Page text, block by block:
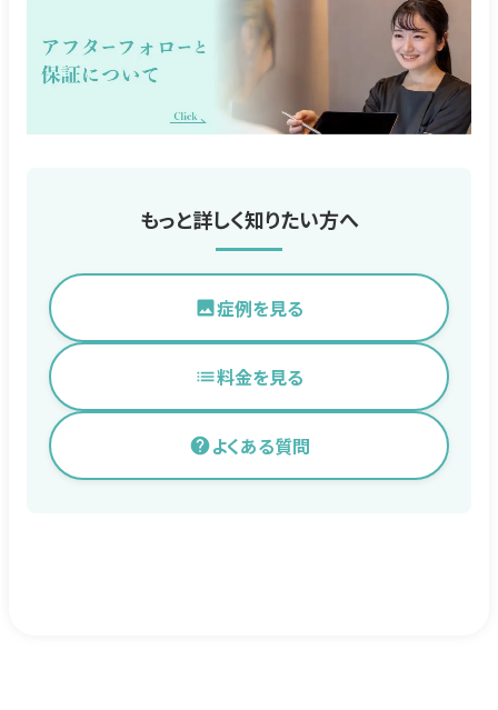
もっと詳しく知りたい方へ
症例を見る
料金を見る
よくある質問